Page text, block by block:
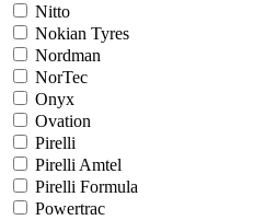
Nitto
Nokian Tyres
Nordman
NorTec
Onyx
Ovation
Pirelli
Pirelli Amtel
Pirelli Formula
Powertrac